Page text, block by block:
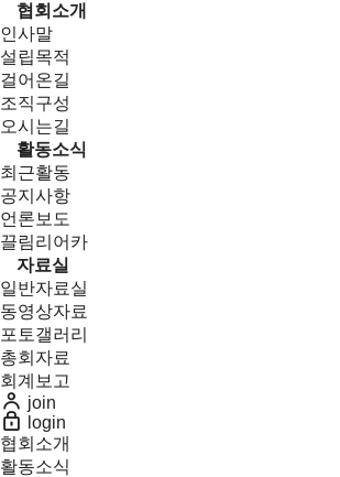
협회소개
인사말
설립목적
걸어온길
조직구성
오시는길
활동소식
최근활동
공지사항
언론보도
끌림리어카
자료실
일반자료실
동영상자료
포토갤러리
총회자료
회계보고
join
login
협회소개
활동소식